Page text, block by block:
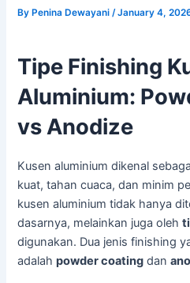
ByPenina Dewayani /January 4,
Tipe Finishing
Aluminium:
vs Anodize
Kusen aluminium dikenal
kuat, tahan cuaca, dan minim
kusen aluminium tidak hanya
dasarnya, melainkan juga oleh
digunakan. Dua jenis finishing
adalahpowder coating dan